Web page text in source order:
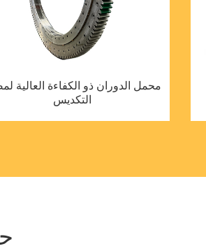
محمل الدوران ذو الكفاءة العالية
التكديس